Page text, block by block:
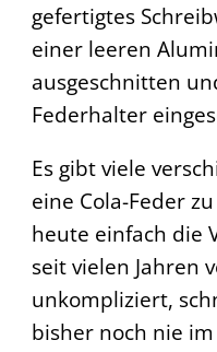
gefertigtes
einer leeren
ausgeschnitten
Federhalter
Es gibt viele
eine Cola-Feder
heute einfach die
seit vielen Jahren
unkompliziert,
bisher noch nie